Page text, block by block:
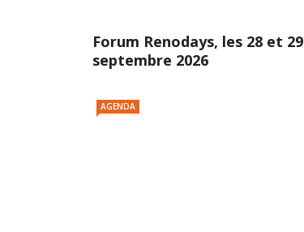
Forum Renodays, les 28 et 29
septembre 2026
AGENDA